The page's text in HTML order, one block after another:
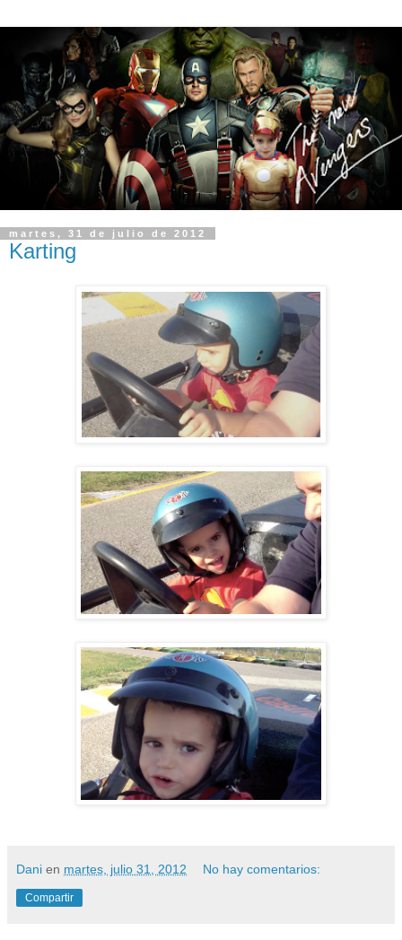
martes, 31 de julio de 2012
Karting
Dani en martes, julio 31, 2012 No hay comentarios:
Compartir